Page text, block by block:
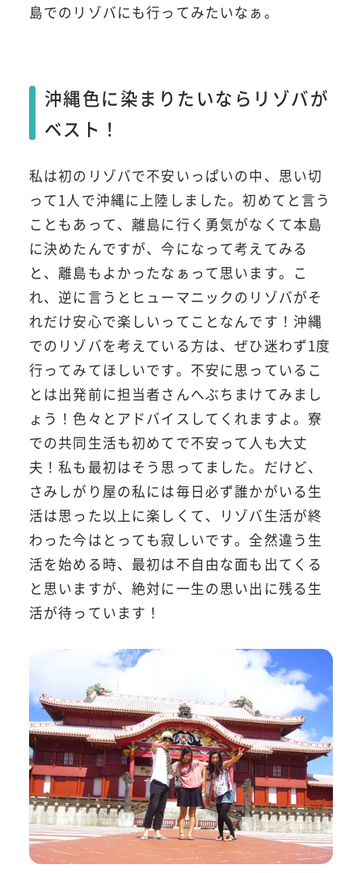
島でのリゾバにも行ってみたいなぁ。
沖縄色に染まりたいならリゾバが
ベスト！
私は初のリゾバで不安いっぱいの中、思い切
って1人で沖縄に上陸しました。初めてと言う
こともあって、離島に行く勇気がなくて本島
に決めたんですが、今になって考えてみる
と、離島もよかったなぁって思います。こ
れ、逆に言うとヒューマニックのリゾバがそ
れだけ安心で楽しいってことなんです！沖縄
でのリゾバを考えている方は、ぜひ迷わず1度
行ってみてほしいです。不安に思っているこ
とは出発前に担当者さんへぶちまけてみまし
ょう！色々とアドバイスしてくれますよ。寮
での共同生活も初めてで不安って人も大丈
夫！私も最初はそう思ってました。だけど、
さみしがり屋の私には毎日必ず誰かがいる生
活は思った以上に楽しくて、リゾバ生活が終
わった今はとっても寂しいです。全然違う生
活を始める時、最初は不自由な面も出てくる
と思いますが、絶対に一生の思い出に残る生
活が待っています！